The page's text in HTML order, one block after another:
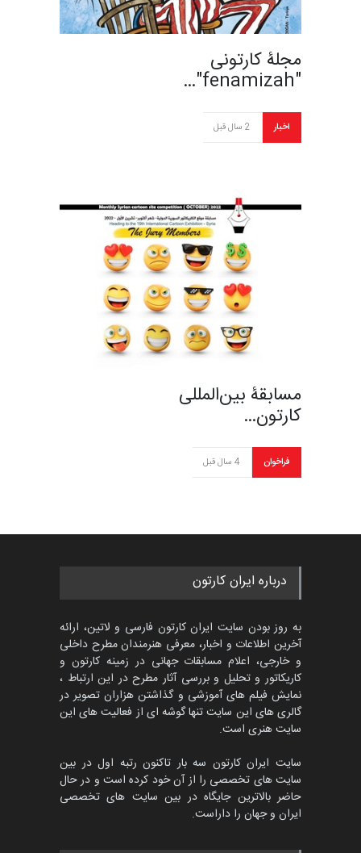
مجلۀ کارتونی
"fenamizah"…
اخبار 2 سال قبل
مسابقۀ بین‌المللی
کارتون…
فراخوان 4 سال قبل
درباره ایران کارتون
به روز بودن سایت ایران کارتون فارسی و لاتین، ارائه
آخرین اطلاعات و اخبار، معرفی هنرمندان مطرح داخلی
و خارجی، اعلام مسابقات جهانی در زمینه کارتون و
کاریکاتور و تحلیل و بررسی آثار مطرح در این ارتباط ،
نمایش فیلم های آموزشی و گذاشتن هزاران تصویر در
گالری های این سایت تنها گوشه ای از فعالیت های این
سایت هنری است.
سایت ایران کارتون سه بار تاکنون رتبه اول در بین
سایت های تخصصی را از آن خود کرده است و در حال
حاضر بالاترین جایگاه در بین سایت های تخصصی
ایران و جهان را داراست.